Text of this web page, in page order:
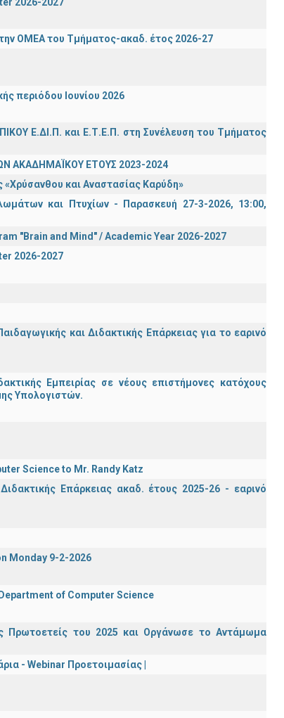
ΟΜΕΑ του Τμήματος-ακαδ. έτος 2026-27
περιόδου Ιουνίου 2026
Ε.ΔΙ.Π. και Ε.Τ.Ε.Π. στη Συνέλευση του Τμήματος
ΑΚΑΔΗΜΑΪΚΟΥ ΕΤΟΥΣ 2023-2024
και Αναστασίας Καρύδη»
και Πτυχίων - Παρασκευή 27-3-2026, 13:00,
"Brain and Mind" / Academic Year 2026-2027
2026-2027
και Διδακτικής Επάρκειας για το εαρινό
Εμπειρίας σε νέους επιστήμονες κατόχους
Υπολογιστών.
Science to Mr. Randy Katz
Επάρκειας ακαδ. έτους 2025-26 - εαρινό
Monday 9-2-2026
of Computer Science
Πρωτοετείς του 2025 και Οργάνωσε το Αντάμωμα
- Webinar Προετοιμασίας |